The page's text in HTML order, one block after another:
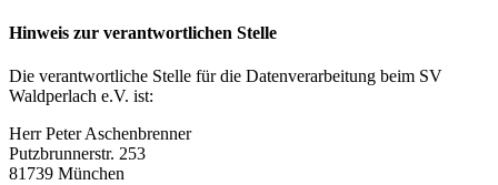
Hinweis zur verantwortlichen Stelle
Die verantwortliche Stelle für die Datenverarbeitung beim SV
Waldperlach e.V. ist:
Herr Peter Aschenbrenner
Putzbrunnerstr. 253
81739 München